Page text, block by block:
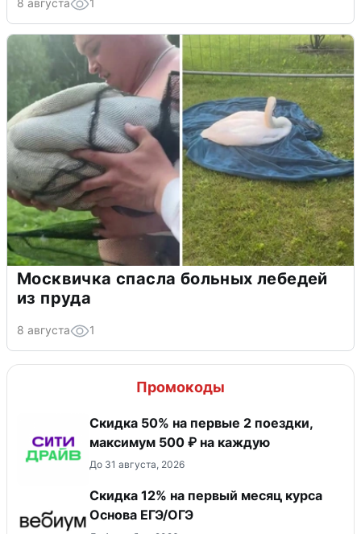
Москвичка спасла больных лебедей
из пруда
8 августа 1
Промокоды
Скидка 50% на первые 2 поездки,
максимум 500 ₽ на каждую
До 31 августа, 2026
Скидка 12% на первый месяц курса
Основа ЕГЭ/ОГЭ